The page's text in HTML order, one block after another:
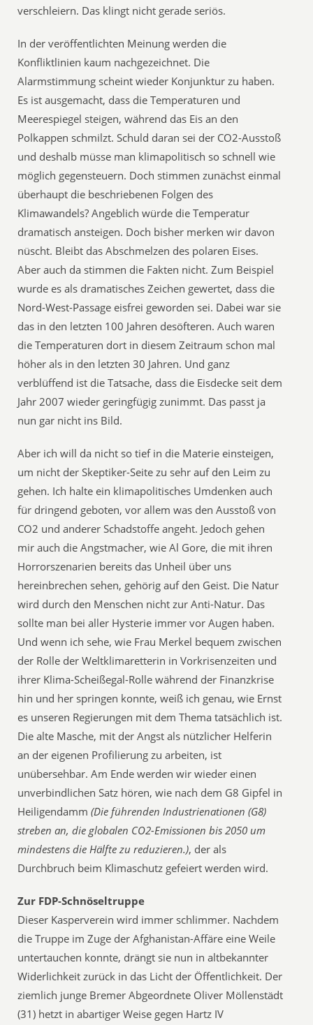
verschleiern. Das klingt nicht gerade seriös.
In der veröffentlichten Meinung werden die
Konfliktlinien kaum nachgezeichnet. Die
Alarmstimmung scheint wieder Konjunktur zu haben.
Es ist ausgemacht, dass die Temperaturen und
Meerespiegel steigen, während das Eis an den
Polkappen schmilzt. Schuld daran sei der CO2-Ausstoß
und deshalb müsse man klimapolitisch so schnell wie
möglich gegensteuern. Doch stimmen zunächst einmal
überhaupt die beschriebenen Folgen des
Klimawandels? Angeblich würde die Temperatur
dramatisch ansteigen. Doch bisher merken wir davon
nüscht. Bleibt das Abschmelzen des polaren Eises.
Aber auch da stimmen die Fakten nicht. Zum Beispiel
wurde es als dramatisches Zeichen gewertet, dass die
Nord-West-Passage eisfrei geworden sei. Dabei war sie
das in den letzten 100 Jahren desöfteren. Auch waren
die Temperaturen dort in diesem Zeitraum schon mal
höher als in den letzten 30 Jahren. Und ganz
verblüffend ist die Tatsache, dass die Eisdecke seit dem
Jahr 2007 wieder geringfügig zunimmt. Das passt ja
nun gar nicht ins Bild.
Aber ich will da nicht so tief in die Materie einsteigen,
um nicht der Skeptiker-Seite zu sehr auf den Leim zu
gehen. Ich halte ein klimapolitisches Umdenken auch
für dringend geboten, vor allem was den Ausstoß von
CO2 und anderer Schadstoffe angeht. Jedoch gehen
mir auch die Angstmacher, wie Al Gore, die mit ihren
Horrorszenarien bereits das Unheil über uns
hereinbrechen sehen, gehörig auf den Geist. Die Natur
wird durch den Menschen nicht zur Anti-Natur. Das
sollte man bei aller Hysterie immer vor Augen haben.
Und wenn ich sehe, wie Frau Merkel bequem zwischen
der Rolle der Weltklimaretterin in Vorkrisenzeiten und
ihrer Klima-Scheißegal-Rolle während der Finanzkrise
hin und her springen konnte, weiß ich genau, wie Ernst
es unseren Regierungen mit dem Thema tatsächlich ist.
Die alte Masche, mit der Angst als nützlicher Helferin
an der eigenen Profilierung zu arbeiten, ist
unübersehbar. Am Ende werden wir wieder einen
unverbindlichen Satz hören, wie nach dem G8 Gipfel in
Heiligendamm(Die führenden Industrienationen (G8)
streben an, die globalen CO2-Emissionen bis 2050 um
mindestens die Hälfte zu reduzieren.), der als
Durchbruch beim Klimaschutz gefeiert werden wird.
Zur FDP-Schnöseltruppe
Dieser Kasperverein wird immer schlimmer. Nachdem
die Truppe im Zuge der Afghanistan-Affäre eine Weile
untertauchen konnte, drängt sie nun in altbekannter
Widerlichkeit zurück in das Licht der Öffentlichkeit. Der
ziemlich junge Bremer Abgeordnete Oliver Möllenstädt
(31) hetzt in abartiger Weise gegen Hartz IV